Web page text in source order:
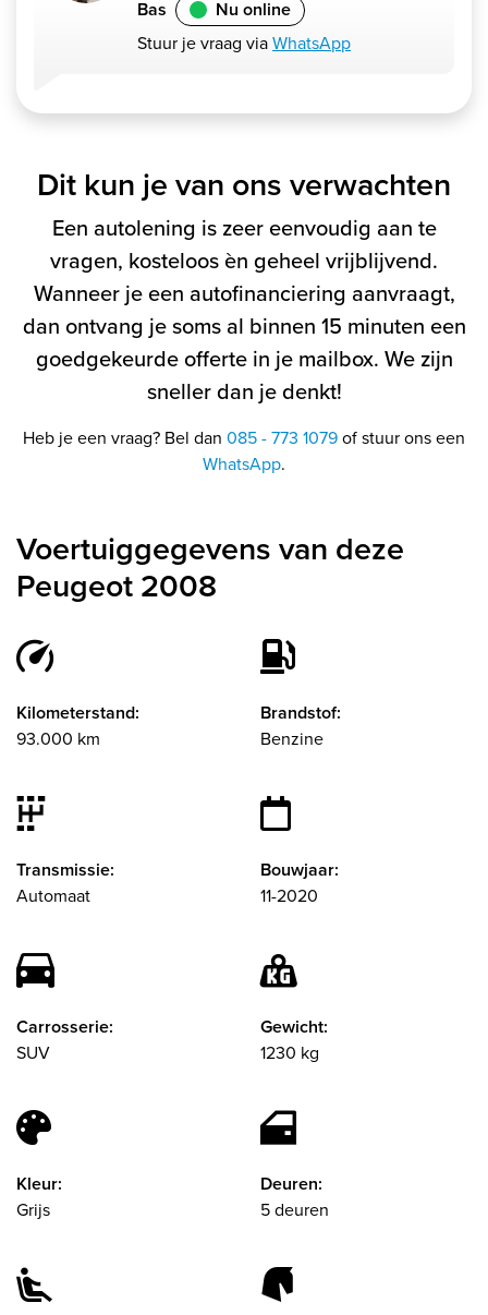
Bas
Nu online
Stuur je vraag viaWhatsApp
Dit kun je van ons verwachten
Een autolening is zeer eenvoudig aan te
vragen, kosteloos èn geheel vrijblijvend.
Wanneer je een autofinanciering aanvraagt,
dan ontvang je soms al binnen 15 minuten een
goedgekeurde offerte in je mailbox. We zijn
sneller dan je denkt!
Heb je een vraag? Bel dan 085 - 773 1079of stuur ons een
WhatsApp.
Voertuiggegevens van deze
Peugeot 2008
Kilometerstand:
93.000 km
Brandstof:
Benzine
Transmissie:
Automaat
Bouwjaar:
11-2020
Carrosserie:
SUV
Gewicht:
1230 kg
Kleur:
Grijs
Deuren:
5 deuren